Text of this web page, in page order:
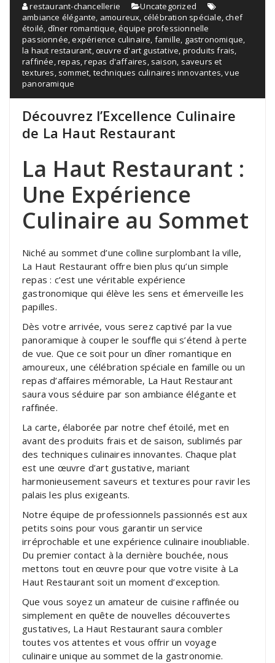
restaurant-chancellerie
Uncategorized
ambiance élégante, amoureux, célébration spéciale,chef
étoilé, dîner romantique,équipe professionnelle
passionnée,expérience culinaire, famille, gastronomique,
la haut restaurant,œuvre d'art gustative, produits frais,
raffinée,repas,repas d'affaires, saison, saveurs et
textures, sommet, techniques culinaires innovantes,vue
panoramique
Découvrez l’Excellence Culinaire
de La Haut Restaurant
La Haut Restaurant :
Une Expérience
Culinaire au Sommet
Niché au sommet d’une colline surplombant la ville,
La Haut Restaurant offre bien plus qu’un simple
repas : c’est une véritable expérience
gastronomique qui élève les sens et émerveille les
papilles.
Dès votre arrivée, vous serez captivé par la vue
panoramique à couper le souffle qui s’étend à perte
de vue. Que ce soit pour un dîner romantique en
amoureux, une célébration spéciale en famille ou un
repas d’affaires mémorable, La Haut Restaurant
saura vous séduire par son ambiance élégante et
raffinée.
La carte, élaborée par notre chef étoilé, met en
avant des produits frais et de saison, sublimés par
des techniques culinaires innovantes. Chaque plat
est une œuvre d’art gustative, mariant
harmonieusement saveurs et textures pour ravir les
palais les plus exigeants.
Notre équipe de professionnels passionnés est aux
petits soins pour vous garantir un service
irréprochable et une expérience culinaire inoubliable.
Du premier contact à la dernière bouchée, nous
mettons tout en œuvre pour que votre visite à La
Haut Restaurant soit un moment d’exception.
Que vous soyez un amateur de cuisine raffinée ou
simplement en quête de nouvelles découvertes
gustatives, La Haut Restaurant saura combler
toutes vos attentes et vous offrir un voyage
culinaire unique au sommet de la gastronomie.